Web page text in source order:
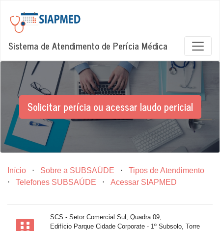
Sistema de Atendimento de Perícia Médica
Solicitar perícia ou acessar laudo pericial
Início ⋅ Sobre a SUBSAÚDE ⋅
Tipos de Atendimento
⋅
Telefones SUBSAÚDE ⋅ Acessar SIAPMED
SCS - Setor Comercial Sul, Quadra 09,
Edifício Parque Cidade Corporate - 1º Subsolo, Torre